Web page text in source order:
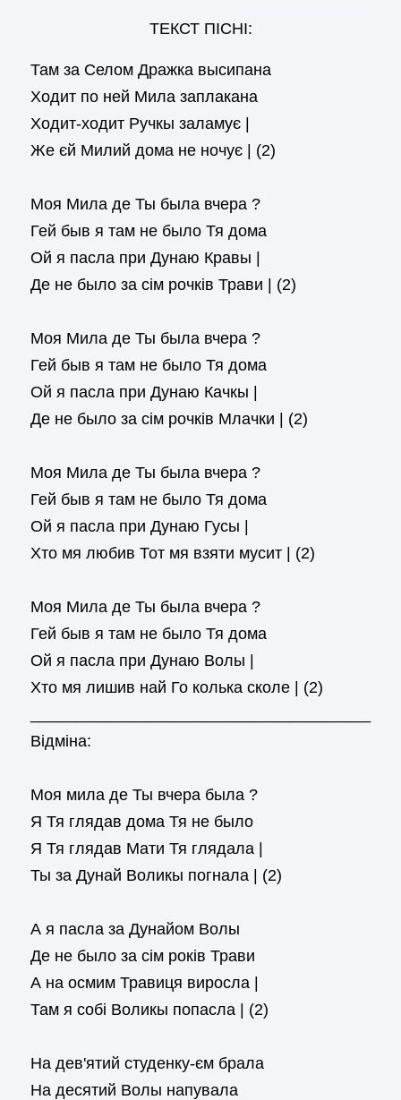
ТЕКСТ ПІСНІ:
Там за Селом Дражка высипана
Ходит по ней Мила заплакана
Ходит-ходит Ручкы заламує |
Же єй Милий дома не ночує | (2)
Моя Мила де Ты была вчера ?
Гей быв я там не было Тя дома
Ой я пасла при Дунаю Кравы |
Де не было за сім рочків Трави | (2)
Моя Мила де Ты была вчера ?
Гей быв я там не было Тя дома
Ой я пасла при Дунаю Качкы |
Де не было за сім рочків Млачки | (2)
Моя Мила де Ты была вчера ?
Гей быв я там не было Тя дома
Ой я пасла при Дунаю Гусы |
Хто мя любив Тот мя взяти мусит | (2)
Моя Мила де Ты была вчера ?
Гей быв я там не было Тя дома
Ой я пасла при Дунаю Волы |
Хто мя лишив най Го колька сколе | (2)
Відміна:
Моя мила де Ты вчера была ?
Я Тя глядав дома Тя не было
Я Тя глядав Мати Тя глядала |
Ты за Дунай Воликы погнала | (2)
А я пасла за Дунайом Волы
Де не было за сім років Трави
А на осмим Травиця виросла |
Там я собі Воликы попасла | (2)
На дев'ятий студенку-єм брала
На десятий Волы напувала